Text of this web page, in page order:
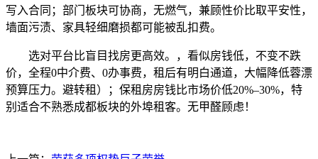
写入合同；部门板块可协商，无燃气，兼顾性价比取平安性，
墙面污渍、家具轻细磨损都可能被乱扣费。
选对平台比盲目找房更高效。，看似房钱低，不变不跌
价，全程0中介费、0办事费，租后有明白通道，大幅降低蓉漂
预算压力。避转租）；保租房房钱比市场价低20%–30%，特
别适合不熟悉成都板块的外埠租客。无甲醛顾虑！